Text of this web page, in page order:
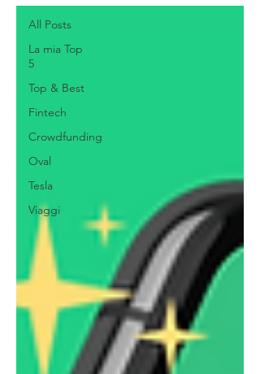
All Posts
La mia Top
5
Top & Best
Fintech
Crowdfunding
Oval
Tesla
Viaggi